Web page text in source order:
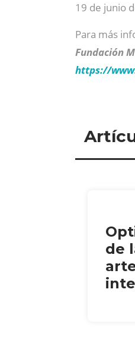
19 de junio
Para más
Fundación
https://
de